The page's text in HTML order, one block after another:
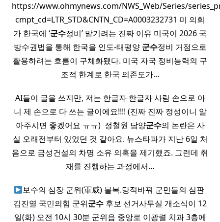
https://www.ohmynews.com/NWS_Web/Series/
cmpt_cd=LTR_STD&CNTN_CD=A0003232731 미 의회
가 한국에 ‘군수정비’ 맡기려는 진짜 이유 미국이 2026 국
방수권법을 통해 한국을 인도-태평양 군수정비 거점으로
활용하려는 흐름이 구체화됐다. 미국 자국 정비능력의 구
조적 한계로 한국 의존도가…
AI들이 글을 쓰지만, 저는 한글자 한글자 사람 손으로 아
니 제 손으로 다 쓰는 글이에요!!!! (진짜 진짜 정성이니 알
아주시면 좋겠어요 ㅠㅠ) ​ 정철원 담양군수의 논란은 사
실 오래전부터 있었던 것 같아요. 뉴스타파가 지난 6일 처
음으로 금성건설의 차명 소유 의혹을 제기했죠. 그런데 취
재를 진행하는 과정에서…
보수의 심장 군위(軍威) 불복.당적바꿔 군민들의 심판 ​
김진열 국민의힘 군위군수 후보 선거사무실 개소식이 12
일(화) 오전 10시 30분 군위읍 중앙로 이광렬 치과 3층에